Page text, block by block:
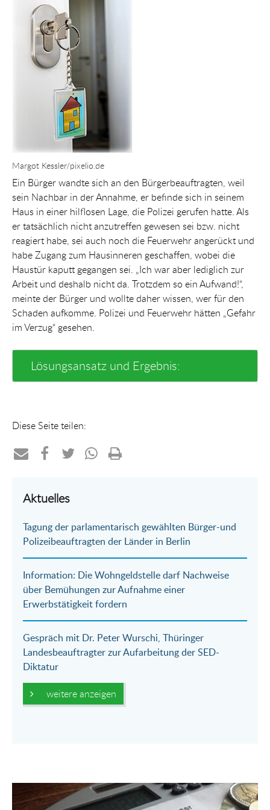
Margot Kessler/pixelio.de
Ein Bürger wandte sich an den Bürgerbeauftragten, weil
sein Nachbar in der Annahme, er befinde sich in seinem
Haus in einer hilflosen Lage, die Polizei gerufen hatte. Als
er tatsächlich nicht anzutreffen gewesen sei bzw. nicht
reagiert habe, sei auch noch die Feuerwehr angerückt und
habe Zugang zum Hausinneren geschaffen, wobei die
Haustür kaputt gegangen sei. „Ich war aber lediglich zur
Arbeit und deshalb nicht da. Trotzdem so ein Aufwand!“,
meinte der Bürger und wollte daher wissen, wer für den
Schaden aufkomme. Polizei und Feuerwehr hätten „Gefahr
im Verzug“ gesehen.
Lösungsansatz und Ergebnis:
Diese Seite teilen:
per
Mail
auf
Aktuelles
Tagung der parlamentarisch gewählten Bürger-und
Polizeibeauftragten der Länder in Berlin
Information: Die Wohngeldstelle darf Nachweise
über Bemühungen zur Aufnahme einer
Erwerbstätigkeit fordern
Gespräch mit Dr. Peter Wurschi, Thüringer
Landesbeauftragter zur Aufarbeitung der SED-
Diktatur
weitere anzeigen